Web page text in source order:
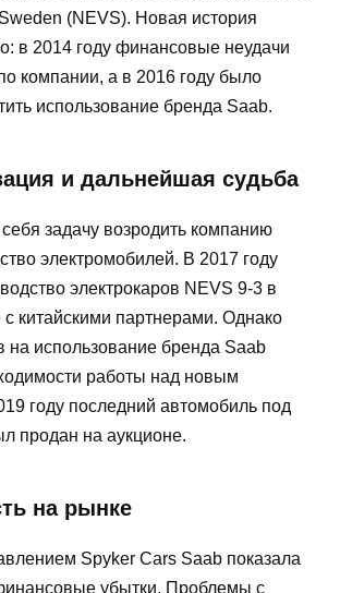
(NEVS). Новая история
в 2014 году финансовые неудачи
компании, а в 2016 году было
использование бренда Saab.
и дальнейшая судьба
задачу возродить компанию
электромобилей. В 2017 году
электрокаров NEVS 9-3 в
с китайскими партнерами. Однако
на использование бренда Saab
работы над новым
году последний автомобиль под
продан на аукционе.
на рынке
Spyker Cars Saab показала
убытки. Проблемы с